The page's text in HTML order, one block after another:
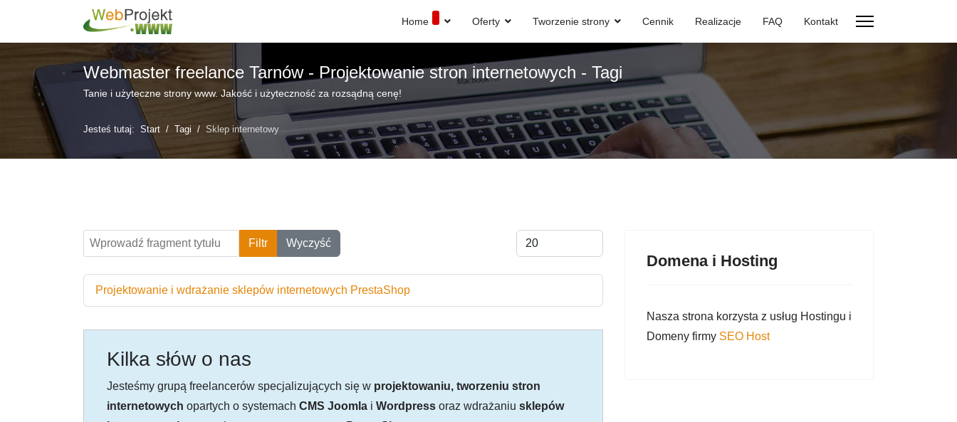
Home Oferty Tworzenie strony Cennik Realizacje FAQ Kontakt
Webmaster freelance Tarnów - Projektowanie stron internetowych - Tagi
Tanie i użyteczne strony www. Jakość i użyteczność za rozsądną cenę!
Jesteś tutaj: Start Tagi Sklep internetowy
Wprowadź fragment tytułu Filtr Wyczyść Pokaż #
Projektowanie i wdrażanie sklepów internetowych PrestaShop
Kilka słów o nas
Jesteśmy grupą freelancerów specjalizujących się w projektowaniu, tworzeniu stron
internetowych opartych o systemach CMS Joomla i Wordpress oraz wdrażaniu sklepów
Domena i Hosting
Nasza strona korzysta z usług Hostingu i
Domeny firmy SEO Host